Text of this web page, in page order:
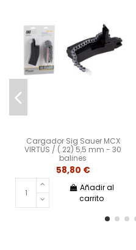
Cargador Sig Sauer MCX
VIRTUS / (.22) 5,5 mm - 30
balines
58,80 €
Añadir al
carrito